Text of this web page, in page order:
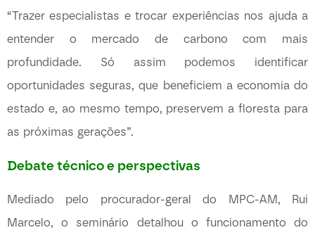
“Trazer especialistas e trocar experiências nos ajuda a
entender o mercado de carbono com mais
profundidade. Só assim podemos identificar
oportunidades seguras, que beneficiem a economia do
estado e, ao mesmo tempo, preservem a floresta para
as próximas gerações”.
Debate técnico e perspectivas
Mediado pelo procurador-geral do MPC-AM, Rui
Marcelo, o seminário detalhou o funcionamento do